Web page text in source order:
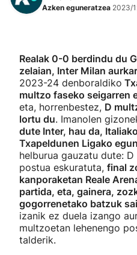
Azken eguneratzea 2023/
Realak 0-0 berdindu du
zelaian, Inter Milan
2023-24 denboraldiko
multzo faseko seigarren
eta, horrenbestez, D
lortu du. Imanolen
dute Inter, hau da,
Txapeldunen Ligako
helburua gauzatu dute:
postua eskuratuta, final
kanporaketan Reale
partida, eta, gainera,
gogorrenetako batzuk
izanik ez duela izango
multzoetan lehenengo
talderik.